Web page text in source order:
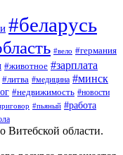
#беларусь
#вело #германия
#животное #зарплата
#литва #медицина #минск
#недвижимость #новости
#пьяный #работа
области.